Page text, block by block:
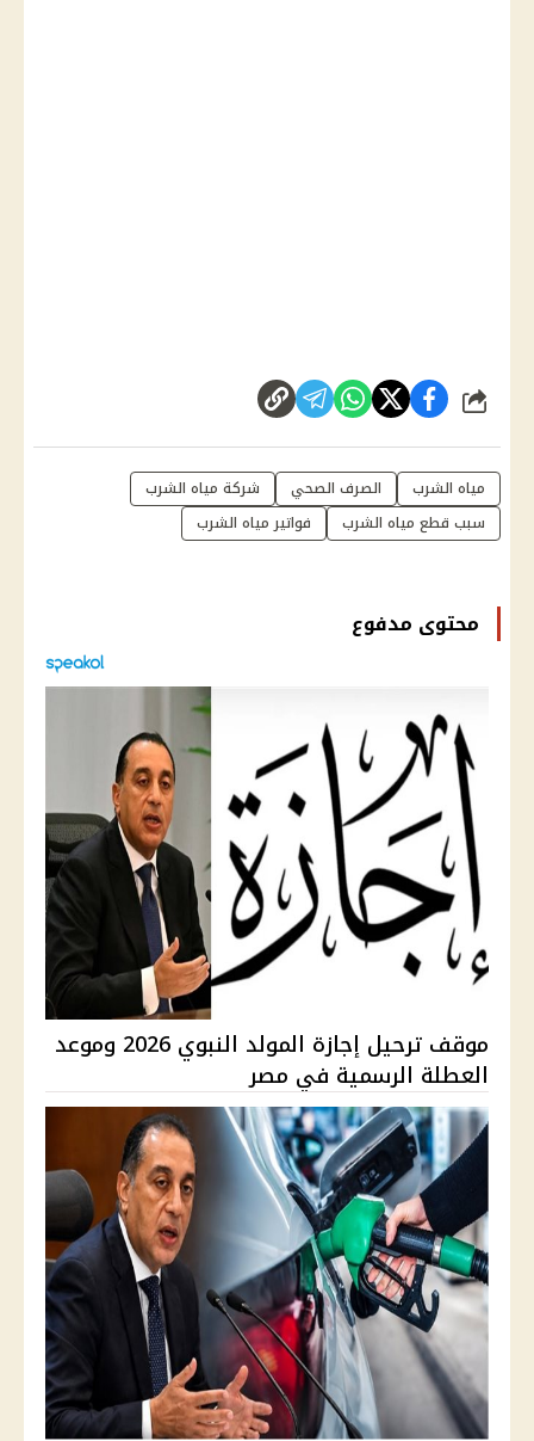
شارك
مياه الشرب الصرف الصحي
شركة مياه الشرب
سبب قطع مياه الشرب
فواتير مياه الشرب
محتوى مدفوع
موقف ترحيل إجازة المولد النبوي 2026 وموعد
العطلة الرسمية في مصر